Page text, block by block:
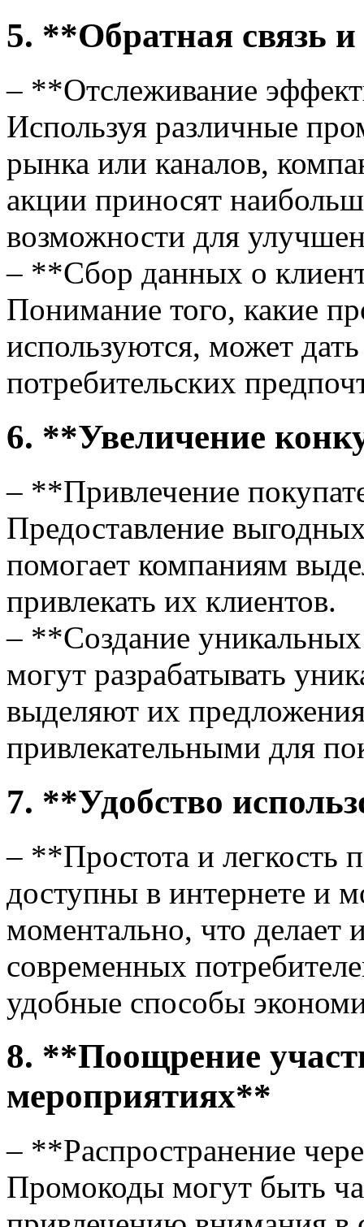
5. **Обратная связь
– **Отслеживание
Используя различные
рынка или каналов,
акции приносят
возможности для
– **Сбор данных о
Понимание того, какие
используются, может
потребительских
6. **Увеличение
– **Привлечение
Предоставление
помогает компаниям
привлекать их клиентов.
– **Создание
могут разрабатывать
выделяют их
привлекательными для
7. **Удобство
– **Простота и легкость
доступны в интернете и
моментально, что делает
современных
удобные способы
8. **Поощрение
мероприятиях**
– **Распространение
Промокоды могут быть